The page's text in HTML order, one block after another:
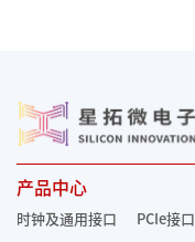
产品中心
时钟及通用接口 PCIe接口